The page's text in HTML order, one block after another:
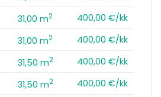
31,00 m2
400,00 €/kk
31,00 m2
400,00 €/kk
31,50 m2
400,00 €/kk
31,50 m2
400,00 €/kk